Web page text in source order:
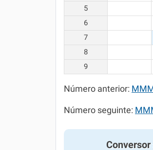
5
6
7
8
9
Número anterior:
Número seguinte:
Conversor